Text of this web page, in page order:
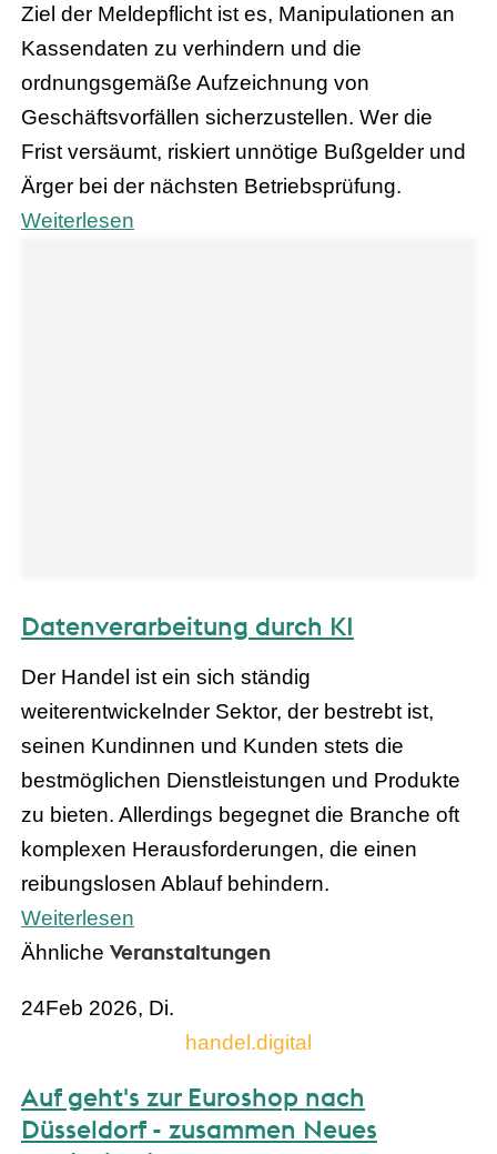
Ziel der Meldepflicht ist es, Manipulationen an
Kassendaten zu verhindern und die
ordnungsgemäße Aufzeichnung von
Geschäftsvorfällen sicherzustellen. Wer die
Frist versäumt, riskiert unnötige Bußgelder und
Ärger bei der nächsten Betriebsprüfung.
Weiterlesen
Datenverarbeitung durch KI
Der Handel ist ein sich ständig
weiterentwickelnder Sektor, der bestrebt ist,
seinen Kundinnen und Kunden stets die
bestmöglichen Dienstleistungen und Produkte
zu bieten. Allerdings begegnet die Branche oft
komplexen Herausforderungen, die einen
reibungslosen Ablauf behindern.
Weiterlesen
Ähnliche Veranstaltungen
24Feb 2026, Di.
handel.digital
Auf geht's zur Euroshop nach
Düsseldorf - zusammen Neues